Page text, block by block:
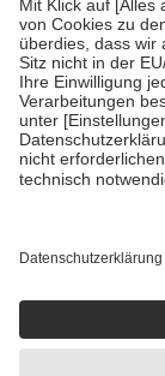
Um das
stärken und die
fallenkeine
• Kindern und
mit Ausnahme der
• Untersuchungen
GKV getragen
Einholung von
getroffen, um
handelt. Mehr